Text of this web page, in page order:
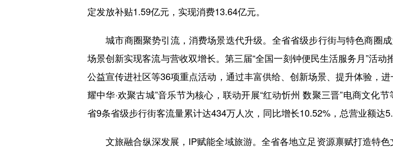
定发放补贴1.59亿元，实现消费13.64亿元。
城市商圈聚势引流，消费场景迭代升级。全省省级步行街与特色商圈
场景创新实现客流与营收双增长。第三届“全国一刻钟便民生活服务月”活动
公益宣传进社区等36项重点活动，通过丰富供给、创新场景、提升体验，
耀中华·欢聚古城”音乐节为核心，联动开展“红动忻州 数聚三晋”电商文化
省9条省级步行街客流量累计达434万人次，同比增长10.52%，总营业额达
文旅融合纵深发展，IP赋能全域旅游。全省各地立足资源禀赋打造特色